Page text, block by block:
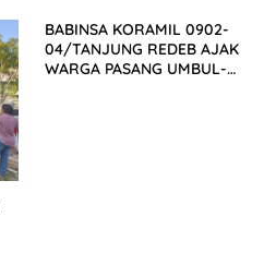
BABINSA KORAMIL 0902-
04/TANJUNG REDEB AJAK
WARGA PASANG UMBUL-